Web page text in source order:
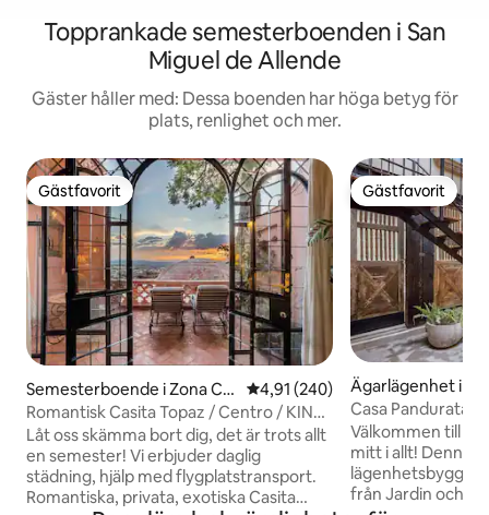
Topprankade semesterboenden i San
Miguel de Allende
Gäster håller med: Dessa boenden har höga betyg för
plats, renlighet och mer.
Gästfavorit
Gästfavorit
Semesterboende i Zona Ce
ntro
4,91 av 5 i genomsnittligt
4,91 (240)
Romantisk Casita Topaz / Centro / KING-
SÄNG
Låt oss skämma bort dig, det är trots allt
en semester! Vi erbjuder daglig
städning, hjälp med flygplatstransport.
Romantiska, privata, exotiska Casita
Gästfavorit
Gästfavorit
Ägarlägenhet i
Casa Pandurata
centrum
Välkommen till
mitt i allt! Denna
från Jardin och